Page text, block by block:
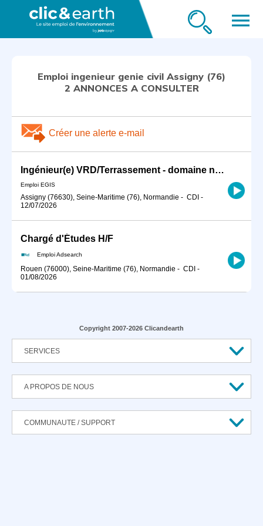
menu
Emploi ingenieur genie civil Assigny (76)
2 ANNONCES A CONSULTER
Créer une alerte e-mail
Ingénieur(e) VRD/Terrassement - domaine nucléaire H/F
Emploi EGIS
Assigny (76630), Seine-Maritime (76), Normandie - CDI -
12/07/2026
Chargé d'Études H/F
Emploi Adsearch
Rouen (76000), Seine-Maritime (76), Normandie - CDI -
01/08/2026
Copyright 2007-2026 Clicandearth
SERVICES
A PROPOS DE NOUS
COMMUNAUTE / SUPPORT